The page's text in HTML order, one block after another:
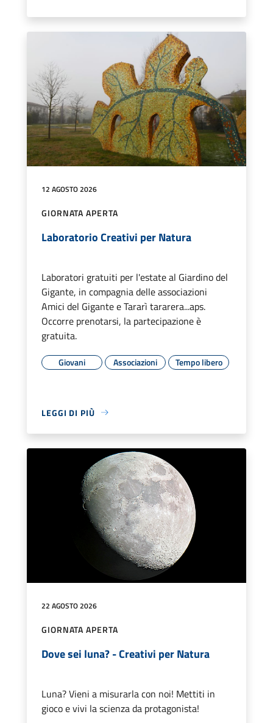
12 AGOSTO 2026
GIORNATA APERTA
Laboratorio Creativi per Natura
Laboratori gratuiti per l'estate al Giardino del
Gigante, in compagnia delle associazioni
Amici del Gigante e Tararì tararera...aps.
Occorre prenotarsi, la partecipazione è
gratuita.
Giovani Associazioni Tempo libero
LEGGI DI PIÙ
22 AGOSTO 2026
GIORNATA APERTA
Dove sei luna? - Creativi per Natura
Luna? Vieni a misurarla con noi! Mettiti in
gioco e vivi la scienza da protagonista!